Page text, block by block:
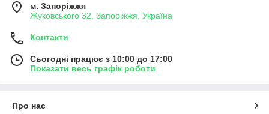
м. Запоріжжя
Жуковського 32, Запоріжжя, Україна
Контакти
Сьогодні працює з 10:00 до 17:00
Показати весь графік роботи
Про нас